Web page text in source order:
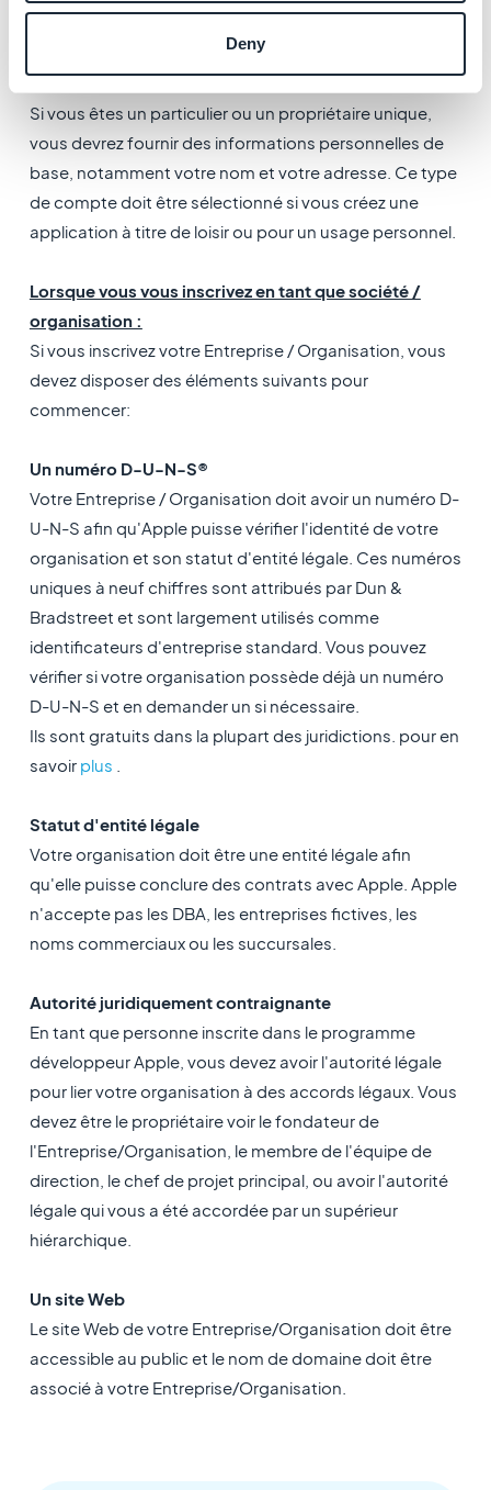
Deny
Lorsque vous vous inscrivez au programme developer
Apple en tant qu'individu:
Si vous êtes un particulier ou un propriétaire unique,
vous devrez fournir des informations personnelles de
base, notamment votre nom et votre adresse. Ce type
de compte doit être sélectionné si vous créez une
application à titre de loisir ou pour un usage personnel.
Lorsque vous vous inscrivez en tant que société /
organisation :
Si vous inscrivez votre Entreprise / Organisation, vous
devez disposer des éléments suivants pour
commencer:
Un numéro D-U-N-S®
Votre Entreprise / Organisation doit avoir un numéro D-
U-N-S afin qu'Apple puisse vérifier l'identité de votre
organisation et son statut d'entité légale. Ces numéros
uniques à neuf chiffres sont attribués par Dun &
Bradstreet et sont largement utilisés comme
identificateurs d'entreprise standard. Vous pouvez
vérifier si votre organisation possède déjà un numéro
D-U-N-S et en demander un si nécessaire.
Ils sont gratuits dans la plupart des juridictions. pour en
savoir plus
Statut d'entité légale
Votre organisation doit être une entité légale afin
qu'elle puisse conclure des contrats avec Apple. Apple
n'accepte pas les DBA, les entreprises fictives, les
noms commerciaux ou les succursales.
Autorité juridiquement contraignante
En tant que personne inscrite dans le programme
développeur Apple, vous devez avoir l'autorité légale
pour lier votre organisation à des accords légaux. Vous
devez être le propriétaire voir le fondateur de
l'Entreprise/Organisation, le membre de l'équipe de
direction, le chef de projet principal, ou avoir l'autorité
légale qui vous a été accordée par un supérieur
hiérarchique.
Un site Web
Le site Web de votre Entreprise/Organisation doit être
accessible au public et le nom de domaine doit être
associé à votre Entreprise/Organisation.